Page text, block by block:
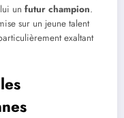
un futur champion.
sur un jeune talent
exaltant